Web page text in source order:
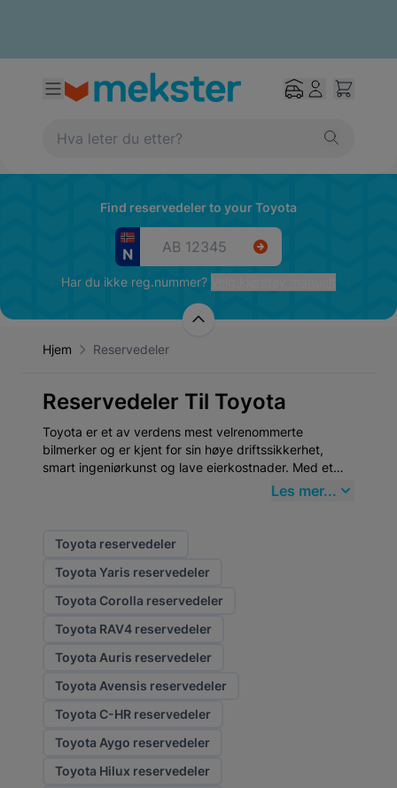
Find reservedeler to your Toyota
Har du ikke reg.nummer?
Hjem Reservedeler
Reservedeler Til Toyota
Toyota er et av verdens mest velrenommerte
bilmerker og er kjent for sin høye driftssikkerhet,
smart ingeniørkunst og lave eierkostnader. Med et
bredt modellutvalg – fra kompakte bybiler til
skal fortsette å levere trygg ytelse, er det viktig å
bruke høykvalitets Reservedeler, noe du enkelt finner
hos mekster.no.
Les mer...
Toyota reservedeler
Toyota Yaris reservedeler
Toyota Corolla reservedeler
Toyota RAV4 reservedeler
Toyota Auris reservedeler
Toyota Avensis reservedeler
Toyota C-HR reservedeler
Toyota Aygo reservedeler
Toyota Hilux reservedeler